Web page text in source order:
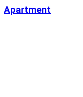
Apartment